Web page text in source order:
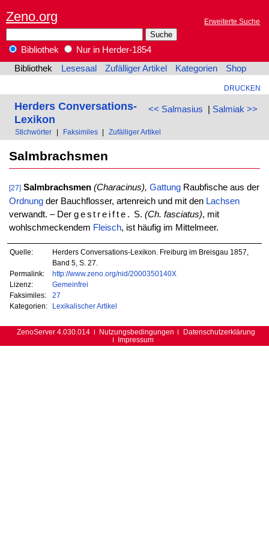
Zeno.org Erweiterte Suche
Bibliothek
Nur in Herder-1854
Bibliothek
Lesesaal Zufälliger Artikel Kategorien Shop
DRUCKEN
<< Salmasius | Salmiak >>
Herders Conversations-
Lexikon
Stichwörter Faksimiles Zufälliger Artikel
Salmbrachsmen
[27] Salmbrachsmen (Characinus), GattungRaubfische aus der
Ordnungder Bauchflosser, artenreich und mit den Lachsen
verwandt. – Der gestreifte. S. (Ch. fasciatus), mit
wohlschmeckendem Fleisch, ist häufig im Mittelmeer.
Quelle:
Herders Conversations-Lexikon. Freiburg im Breisgau 1857,
Band 5, S. 27.
Permalink:
http://www.zeno.org/nid/2000350140X
Lizenz:
Gemeinfrei
Faksimiles:
27
Kategorien:
Lexikalischer Artikel
ZenoServer 4.030.014 Nutzungsbedingungen
Datenschutzerklärung
Impressum